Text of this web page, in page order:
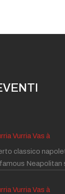
Vurria Vas à
classico
Neapolitan
Vurria Vas à